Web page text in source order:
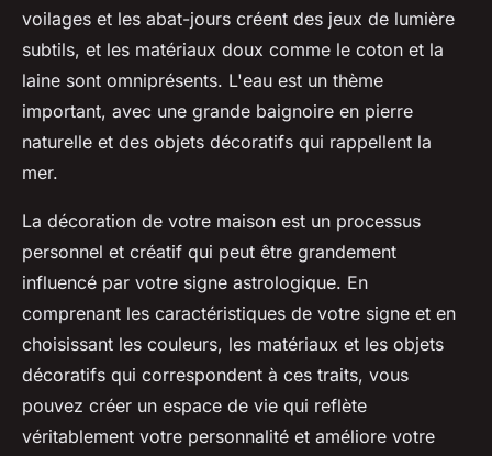
voilages et les abat-jours créent des jeux de lumière
subtils, et les matériaux doux comme le coton et la
laine sont omniprésents. L'eau est un thème
important, avec une grande baignoire en pierre
naturelle et des objets décoratifs qui rappellent la
mer.
La décoration de votre maison est un processus
personnel et créatif qui peut être grandement
influencé par votre signe astrologique. En
comprenant les caractéristiques de votre signe et en
choisissant les couleurs, les matériaux et les objets
décoratifs qui correspondent à ces traits, vous
pouvez créer un espace de vie qui reflète
véritablement votre personnalité et améliore votre